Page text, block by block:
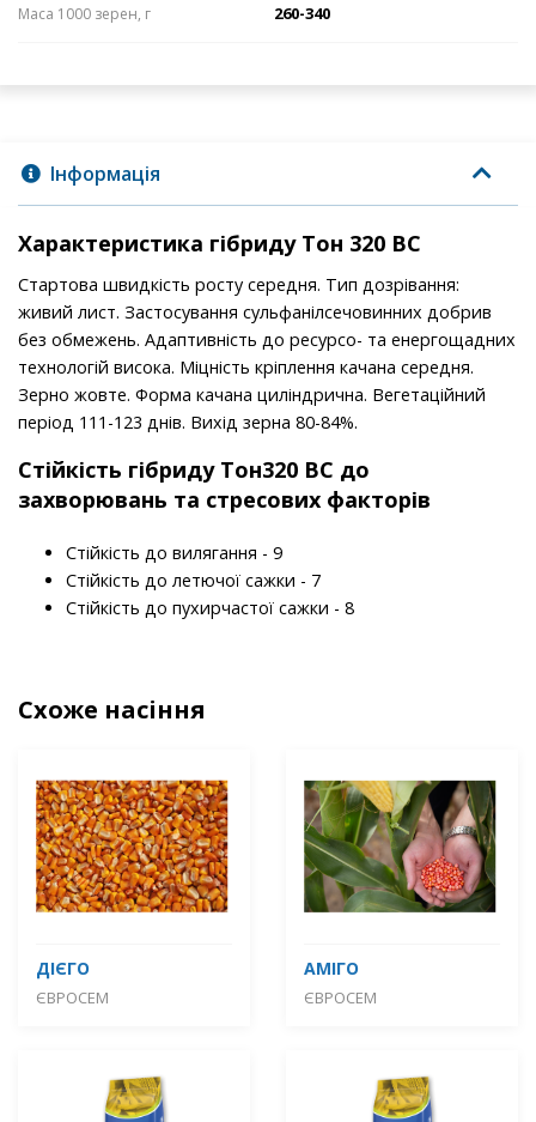
Маса 1000 зерен, г 260-340
Інформація
Характеристика гібриду Тон 320 ВС
Стартова швидкість росту середня. Тип дозрівання:
живий лист. Застосування сульфанілсечовинних добрив
без обмежень. Адаптивність до ресурсо- та енергощадних
технологій висока. Міцність кріплення качана середня.
Зерно жовте. Форма качана циліндрична. Вегетаційний
період 111-123 днів. Вихід зерна 80-84%.
Стійкість гібриду Тон320 ВС до
захворювань та стресових факторів
Стійкість до вилягання - 9
Стійкість до летючої сажки - 7
Стійкість до пухирчастої сажки - 8
Схоже насіння
ДІЄГО
ЄВРОСЕМ
АМІГО
ЄВРОСЕМ